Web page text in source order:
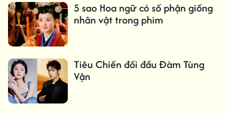
5 sao Hoa ngữ có số phận giống
nhân vật trong phim
Tiêu Chiến đối đầu Đàm Tùng
Vận